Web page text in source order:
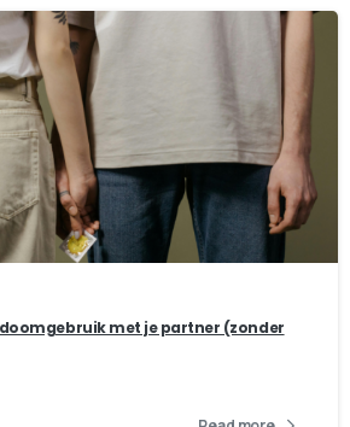
0
met je partner (zonder